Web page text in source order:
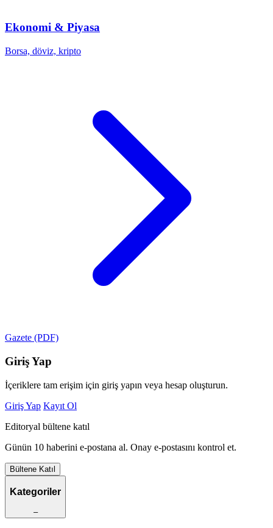
Ekonomi & Piyasa
Borsa, döviz, kripto
Gazete (PDF)
Giriş Yap
İçeriklere tam erişim için giriş yapın veya hesap oluşturun.
Giriş Yap Kayıt Ol
Editoryal bültene katıl
Günün 10 haberini e-postana al. Onay e-postasını kontrol et.
Bültene Katıl
Kategoriler
–